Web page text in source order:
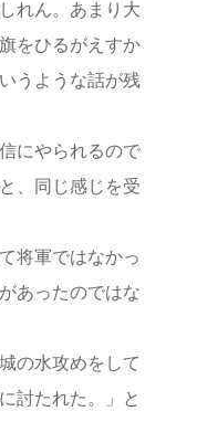
れん。あまり大
をひるがえすか
うような話が残
にやられるので
、同じ感じを受
将軍ではなかっ
あったのではな
の水攻めをして
討たれた。」と